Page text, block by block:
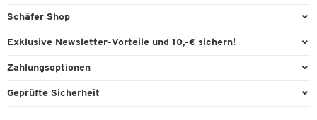
Reinigung & Hygiene
Technik
Direktbestellung
Kontaktformulare
Lieferinformationen
Schäfer Shop
Services & Leistungen
Workplace Solutions
Exklusive Newsletter-Vorteile und 10,-€ sichern!
Willkommensgutschein
Zahlungsoptionen
Paypal
Geprüfte Sicherheit